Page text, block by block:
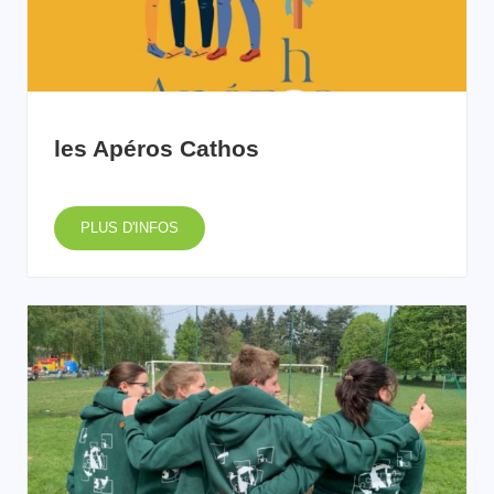
les Apéros Cathos
PLUS D'INFOS